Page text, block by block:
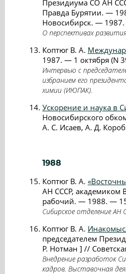
Президиума СО АН
Правда Бурятии. —
Новосибирск. —
О перспективах
Коптюг В. А.
1987. — 1 октября (N
Интервью с
избранием его
химии (ИЮПАК).
Ускорение и наука в
Новосибирского
А. С. Исаев, А. Д.
1988
Коптюг В. А.
АН СССР, академиком
рабочий. — 1988. —
Сибирское отделение АН
Коптюг В. А.
председателем
Р. Нотман ] //
Внедрение разработок
кадров. Выставочная